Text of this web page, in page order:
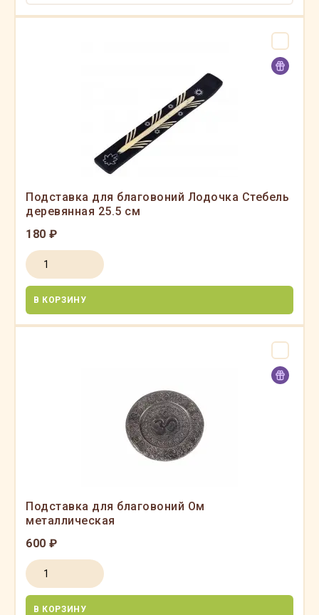
Подставка для благовоний Лодочка Стебель
деревянная 25.5 см
180 ₽
В КОРЗИНУ
Подставка для благовоний Ом
металлическая
600 ₽
В КОРЗИНУ